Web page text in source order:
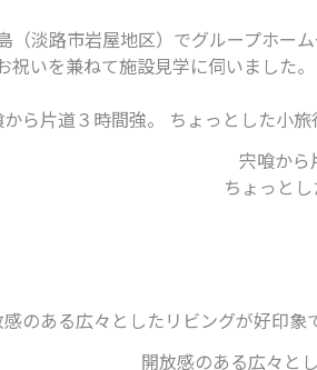
（淡路市岩屋地区）でグループホ
いを兼ねて施設見学に伺いました。
宍喰から
ちょっと
開放感のある広々と